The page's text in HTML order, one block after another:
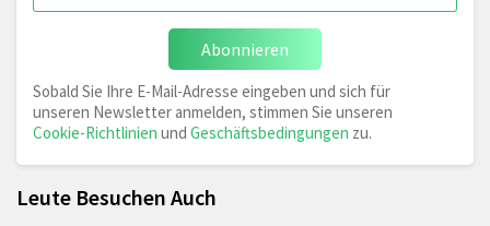
Abonnieren
Sobald Sie Ihre E-Mail-Adresse eingeben und sich für
unseren Newsletter anmelden, stimmen Sie unseren
Cookie-Richtlinien und Geschäftsbedingungen zu.
Leute Besuchen Auch